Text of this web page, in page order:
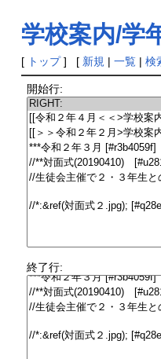
学校案内/学
[ トップ] [ 新規 | 一覧| 検
開始行:
終了行: